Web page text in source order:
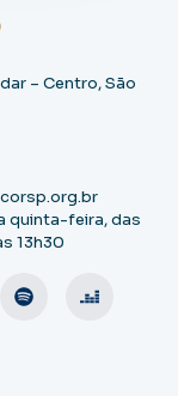
– Centro, São
quinta-feira, das
13h30